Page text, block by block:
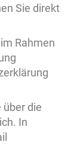
Sie direkt
Rahmen
die
In